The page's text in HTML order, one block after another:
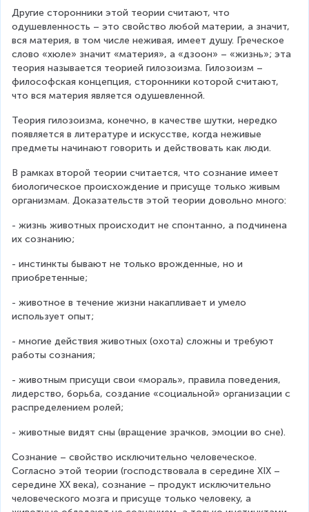
Другие сторонники этой теории считают, что
одушевленность – это свойство любой материи, а значит,
вся материя, в том числе неживая, имеет душу. Греческое
слово «хюле» значит «материя», а «дзоон» – «жизнь»; эта
теория называется теорией гилозоизма. Гилозоизм –
философская концепция, сторонники которой считают,
что вся материя является одушевленной.
Теория гилозоизма, конечно, в качестве шутки, нередко
появляется в литературе и искусстве, когда неживые
предметы начинают говорить и действовать как люди.
В рамках второй теории считается, что сознание имеет
биологическое происхождение и присуще только живым
организмам. Доказательств этой теории довольно много:
- жизнь животных происходит не спонтанно, а подчинена
их сознанию;
- инстинкты бывают не только врожденные, но и
приобретенные;
- животное в течение жизни накапливает и умело
использует опыт;
- многие действия животных (охота) сложны и требуют
работы сознания;
- животным присущи свои «мораль», правила поведения,
лидерство, борьба, создание «социальной» организации с
распределением ролей;
- животные видят сны (вращение зрачков, эмоции во сне).
Сознание – свойство исключительно человеческое.
Согласно этой теории (господствовала в середине XIX –
середине XX века), сознание – продукт исключительно
человеческого мозга и присуще только человеку, а